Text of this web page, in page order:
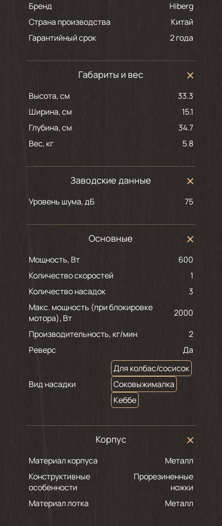
Бренд
Hiberg
Страна производства
Китай
Гарантийный срок
2 года
Габариты и вес
Высота, см
33.3
Ширина, см
15.1
Глубина, см
34.7
Вес, кг
5.8
Заводские данные
Уровень шума, дБ 75
Основные
Мощность, Вт
600
Количество скоростей
1
Количество насадок
3
Макс. мощность (при блокировке
мотора), Вт
2000
Производительность, кг/мин
2
Реверс
Да
Вид насадки
Для колбас/сосисок
Соковыжималка
Кеббе
Корпус
Материал корпуса
Металл
Конструктивные
особенности
Прорезиненные
ножки
Материал лотка
Металл